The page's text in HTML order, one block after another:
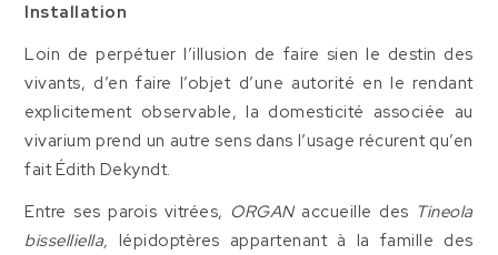
Installation
Loin de perpétuer l’illusion de faire sien le destin des
vivants, d’en faire l’objet d’une autorité en le rendant
explicitement observable, la domesticité associée au
vivarium prend un autre sens dans l’usage récurent qu’en
fait Édith Dekyndt.
Entre ses parois vitrées, ORGANaccueille des Tineola
bisselliella, lépidoptères appartenant à la famille des